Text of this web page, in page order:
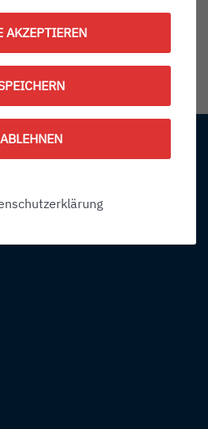
5 4 1 2 8 4 0
AKZEPTIEREN
ABLEHNEN